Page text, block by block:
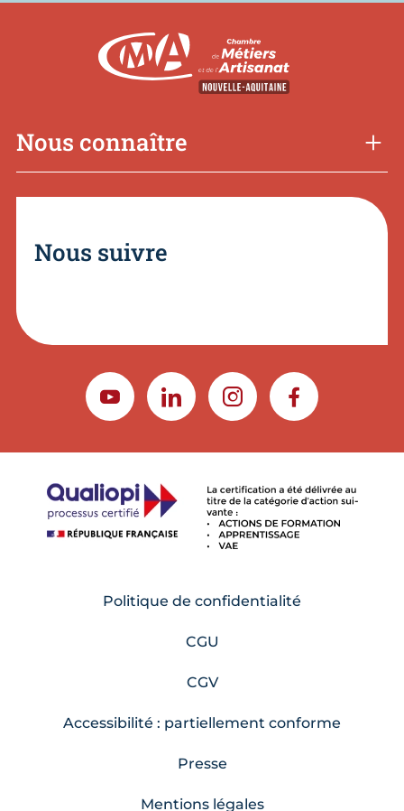
Nous connaître
Nous suivre
YOUTUBELINKEDININSTAGRAMFACEBOOK
Politique de confidentialité
CGU
CGV
Accessibilité : partiellement conforme
Presse
Mentions légales